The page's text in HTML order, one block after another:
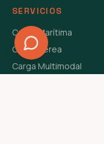
SERVICIOS
Carga Marítima
Carga Aérea
Carga Multimodal